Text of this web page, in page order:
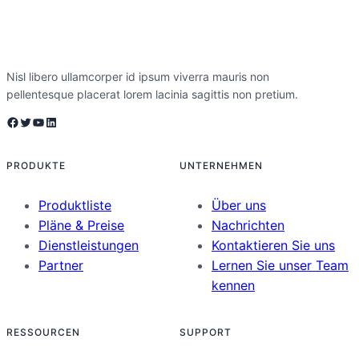
Nisl libero ullamcorper id ipsum viverra mauris non
pellentesque placerat lorem lacinia sagittis non pretium.
Facebook Twitter YouTube LinkedIn
PRODUKTE
Produktliste
Pläne & Preise
Dienstleistungen
Partner
UNTERNEHMEN
Über uns
Nachrichten
Kontaktieren Sie uns
Lernen Sie unser Team
kennen
RESSOURCEN SUPPORT